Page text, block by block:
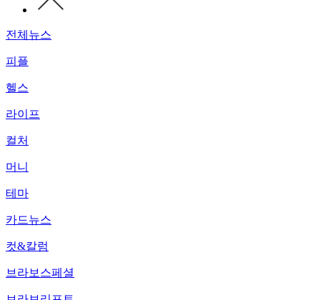
전체뉴스
피플
헬스
라이프
컬처
머니
테마
카드뉴스
컷&칼럼
브라보스페셜